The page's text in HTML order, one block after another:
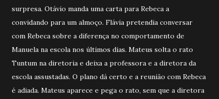
surpresa. Otávio manda uma carta para Rebeca a
convidando para um almoço. Flávia pretendia conversar
com Rebeca sobre a diferença no comportamento de
Manuela na escola nos últimos dias. Mateus solta o rato
Tuntum na diretoria e deixa a professora e a diretora da
escola assustadas. O plano dá certo e a reunião com Rebeca
é adiada. Mateus aparece e pega o rato, sem que a diretora